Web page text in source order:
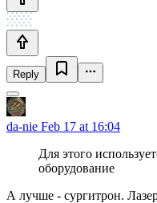
Reply
da-nie Feb 17 at 16:04
Для этого
оборудование
А лучше - сургитрон.